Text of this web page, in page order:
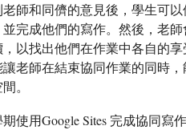
師和同儕的意見後，學生可
完成他們的寫作。然後，老
以找出他們在作業中各自的
老師在結束協同作業的同時
。
使用Google Sites 完成協同寫